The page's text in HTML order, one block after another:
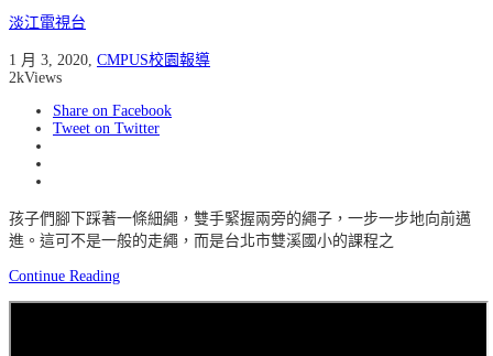
淡江電視台
1 月 3, 2020, CMPUS校園報導
2kViews
Share on Facebook
Tweet on Twitter
孩子們腳下踩著一條細繩，雙手緊握兩旁的繩子，一步一步地向前邁
進。這可不是一般的走繩，而是台北市雙溪國小的課程之
Continue Reading